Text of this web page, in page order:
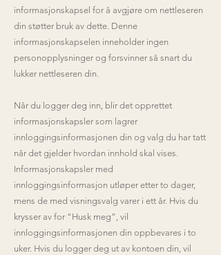
informasjonskapsel for å avgjøre om nettleseren
din støtter bruk av dette. Denne
informasjonskapselen inneholder ingen
personopplysninger og forsvinner så snart du
lukker nettleseren din.
Når du logger deg inn, blir det opprettet
informasjonskapsler som lagrer
innloggingsinformasjonen din og valg du har tatt
når det gjelder hvordan innhold skal vises.
Informasjonskapsler med
innloggingsinformasjon utløper etter to dager,
mens de med visningsvalg varer i ett år. Hvis du
krysser av for “Husk meg”, vil
innloggingsinformasjonen din oppbevares i to
uker. Hvis du logger deg ut av kontoen din, vil